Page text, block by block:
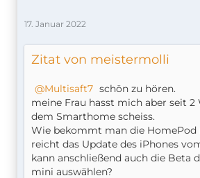
17. Januar 2022
Zitat von meistermolli
Multisaft7 schön zu hören.
meine Frau hasst mich aber seit 2
dem Smarthome scheiss.
Wie bekommt man die HomePod
reicht das Update des iPhones
kann anschließend auch die Beta
mini auswählen?